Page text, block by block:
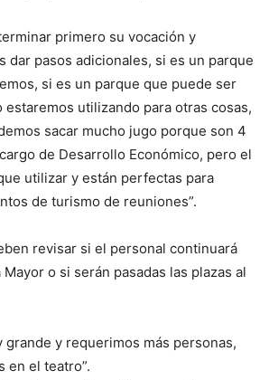
primero su vocación y
dar pasos adicionales, si es un parque
si es un parque que puede ser
estaremos utilizando para otras cosas,
sacar mucho jugo porque son 4
de Desarrollo Económico, pero el
utilizar y están perfectas para
de turismo de reuniones”.
revisar si el personal continuará
o si serán pasadas las plazas al
grande y requerimos más personas,
en el teatro”.